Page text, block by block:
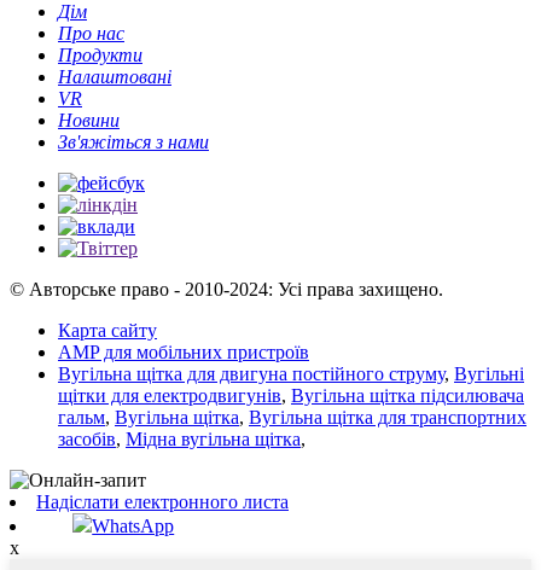
Дім
Про нас
Продукти
Налаштовані
VR
Новини
Зв'яжіться з нами
© Авторське право - 2010-2024: Усі права захищено.
Карта сайту
AMP для мобільних пристроїв
Вугільна щітка для двигуна постійного струму, Вугільні
щітки для електродвигунів, Вугільна щітка підсилювача
гальм, Вугільна щітка, Вугільна щітка для транспортних
засобів, Мідна вугільна щітка,
Надіслати електронного листа
WhatsApp
x